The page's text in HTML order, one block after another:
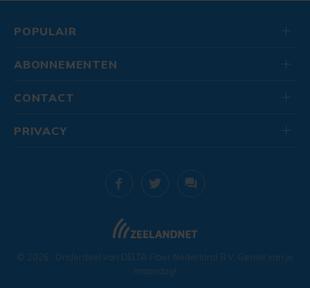
POPULAIR
ABONNEMENTEN
CONTACT
© 2026 . Onderdeel van DELTA Fiber Nederland B.V. Geniet van je
maandag!
PRIVACY